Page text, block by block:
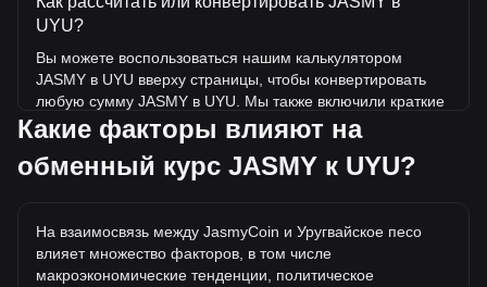
UYU?
Вы можете воспользоваться нашим калькулятором
JASMY в UYU вверху страницы, чтобы конвертировать
любую сумму JASMY в UYU. Мы также включили краткие
справочные таблицы для наиболее популярных
конвертаций. Например, 5 UYU эквивалентны 31.29
JASMY, а 5 JASMY будут стоить около 0.7989UYU.
истории?
Самая высокая цена 1 JASMY в UYU за все время
Какие факторы влияют на
обменный курс JASMY к UYU?
На взаимосвязь между JasmyCoin и Уругвайское песо
влияет множество факторов, в том числе
макроэкономические тенденции, политическое